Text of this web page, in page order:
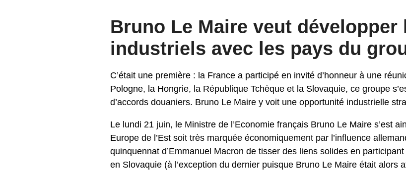
Bruno Le Maire veut développer
industriels avec les pays du
C’était une première : la France a participé en invité d’honneur à une
Pologne, la Hongrie, la République Tchèque et la Slovaquie, ce groupe
d’accords douaniers. Bruno Le Maire y voit une opportunité industrielle
Le lundi 21 juin, le Ministre de l’Economie français Bruno Le Maire s’est
Europe de l’Est soit très marquée économiquement par l’influence
quinquennat d’Emmanuel Macron de tisser des liens solides en
en Slovaquie (à l’exception du dernier puisque Bruno Le Maire était alors